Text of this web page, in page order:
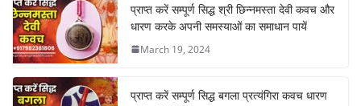
प्राप्त करें सम्पूर्ण सिद्ध श्री छिन्नमस्ता देवी कवच और
धारण करके अपनी समस्याओं का समाधान पायें
March 19, 2024
प्राप्त करें सम्पूर्ण सिद्ध बगला प्रत्यंगिरा कवच धारण